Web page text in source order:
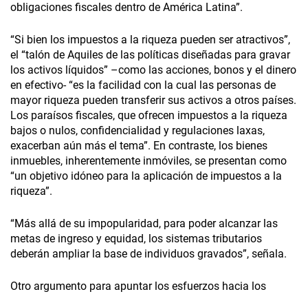
obligaciones fiscales dentro de América Latina”.
“Si bien los impuestos a la riqueza pueden ser atractivos”,
el “talón de Aquiles de las políticas diseñadas para gravar
los activos líquidos” –como las acciones, bonos y el dinero
en efectivo- “es la facilidad con la cual las personas de
mayor riqueza pueden transferir sus activos a otros países.
Los paraísos fiscales, que ofrecen impuestos a la riqueza
bajos o nulos, confidencialidad y regulaciones laxas,
exacerban aún más el tema”. En contraste, los bienes
inmuebles, inherentemente inmóviles, se presentan como
“un objetivo idóneo para la aplicación de impuestos a la
riqueza”.
“Más allá de su impopularidad, para poder alcanzar las
metas de ingreso y equidad, los sistemas tributarios
deberán ampliar la base de individuos gravados”, señala.
Otro argumento para apuntar los esfuerzos hacia los